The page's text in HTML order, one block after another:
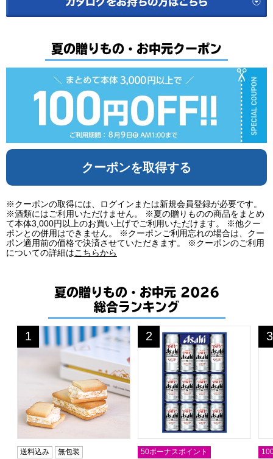
夏の贈りもの・お中元クーポン
クーポンを取得する
※クーポンの取得には、ログインまたは新規会員登録が必要です。
※酒類にはご利用いただけません。 ※夏の贈りものの商品をまとめ
て本体3,000円以上のお買い上げでご利用いただけます。 ※他クー
ポンとの併用はできません。 ※クーポンご利用忘れの場合は、クー
ポン適用前の価格で決済させていただきます。 ※クーポンのご利用
についての詳細はこちらから
夏の贈りもの・お中元 2026
総合ランキング
鳥取 寿製菓 大山ソフトクリームサンドクッキー18個入
1
位
送料込み 無包装
アサヒビール アサヒスーパ
2
位
50ボーナスポイント
3
位